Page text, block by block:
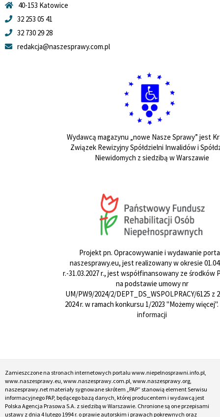
40-153 Katowice
32 253 05 41
32 730 29 28
redakcja@naszesprawy.com.pl
Wydawcą magazynu „nowe Nasze Sprawy” jest
Związek Rewizyjny Spółdzielni Inwalidów i
Niewidomych z siedzibą w Warszawie
Projekt pn. Opracowywanie i wydawanie
naszesprawy.eu, jest realizowany w okresie
r.-31.03.2027 r., jest współfinansowany ze środków
na podstawie umowy nr
UM/PW9/2024/2/DEPT_DS_WSPOLPRACY/6125 z
2024 r. w ramach konkursu 1/2023 "Możemy więcej".
informacji
Zamieszczone na stronach internetowych portalu www.niepelnosprawni.info.pl,
www.naszesprawy.eu, www.naszesprawy.com.pl, www.naszesprawy.org,
naszesprawy.net materiały sygnowane skrótem „PAP” stanowią element Serwisu
informacyjnego PAP, będącego bazą danych, której producentem i wydawcą jest
Polska Agencja Prasowa S.A. z siedzibą w Warszawie. Chronione są one przepisami
ustawy z dnia 4 lutego 1994 r. o prawie autorskim i prawach pokrewnych oraz